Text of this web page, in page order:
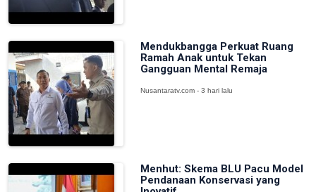
Mendukbangga Perkuat Ruang
Ramah Anak untuk Tekan
Gangguan Mental Remaja
Nusantaratv.com - 3 hari lalu
Menhut: Skema BLU Pacu Model
Pendanaan Konservasi yang